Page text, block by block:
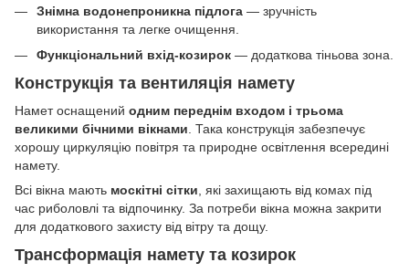
Знімна водонепроникна підлога — зручність
використання та легке очищення.
Функціональний вхід-козирок — додаткова тіньова зона.
Конструкція та вентиляція намету
Намет оснащений одним переднім входом і трьома
великими бічними вікнами . Така конструкція забезпечує
хорошу циркуляцію повітря та природне освітлення всередині
намету.
Всі вікна мають москітні сітки , які захищають від комах під
час риболовлі та відпочинку. За потреби вікна можна закрити
для додаткового захисту від вітру та дощу.
Трансформація намету та козирок